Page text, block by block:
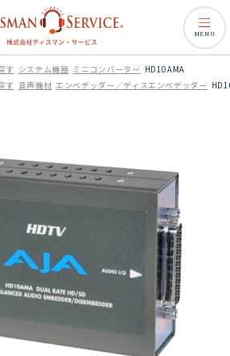
MENU
す システム機器 ミニコンバーター HD10AMA
す 音声機材 エンベデッダー／ディスエンベデッダー